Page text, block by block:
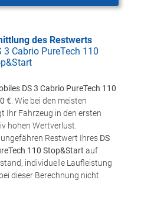
des Restwerts
Cabrio PureTech 110
DS 3 Cabrio PureTech 110
€ . Wie bei den meisten
Ihr Fahrzeug in den ersten
hohen Wertverlust.
Restwert Ihres DS
110 Stop&Start auf
individuelle Laufleistung
dieser Berechnung nicht